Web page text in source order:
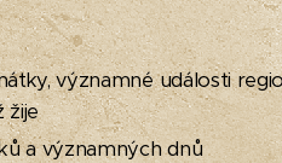
významné události
žije
a významných dnů